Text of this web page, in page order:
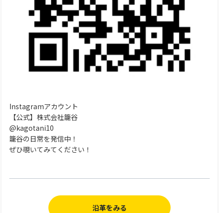
Instagramアカウント
【公式】株式会社籠谷
@kagotani10
籠谷の日常を発信中！
ぜひ覗いてみてください！
沿革をみる